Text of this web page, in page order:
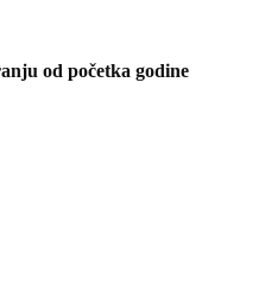
od početka godine